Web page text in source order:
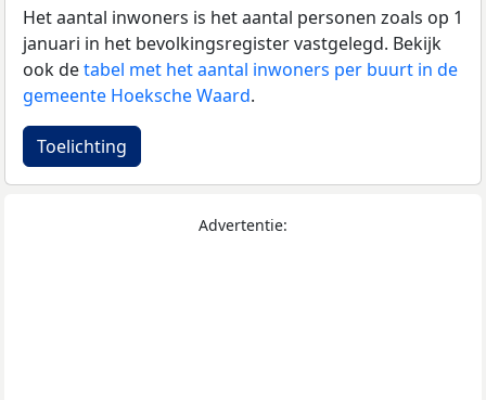
Het aantal inwoners is het aantal personen zoals op 1
januari in het bevolkingsregister vastgelegd. Bekijk
ook detabel met het aantal inwoners per buurt in de
gemeente Hoeksche Waard.
Toelichting
Advertentie: